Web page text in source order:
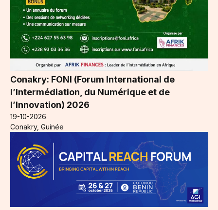
Conakry: FONI (Forum International de
l’Intermédiation, du Numérique et de
l’Innovation) 2026
19-10-2026
Conakry, Guinée